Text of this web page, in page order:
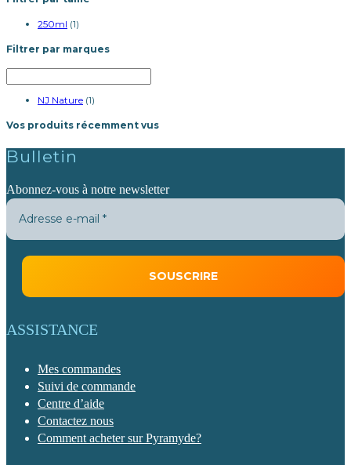
250ml (1)
Filtrer par marques
NJ Nature (1)
Vos produits récemment vus
Bulletin
Abonnez-vous à notre newsletter
ASSISTANCE
Mes commandes
Suivi de commande
Centre d’aide
Contactez nous
Comment acheter sur Pyramyde?